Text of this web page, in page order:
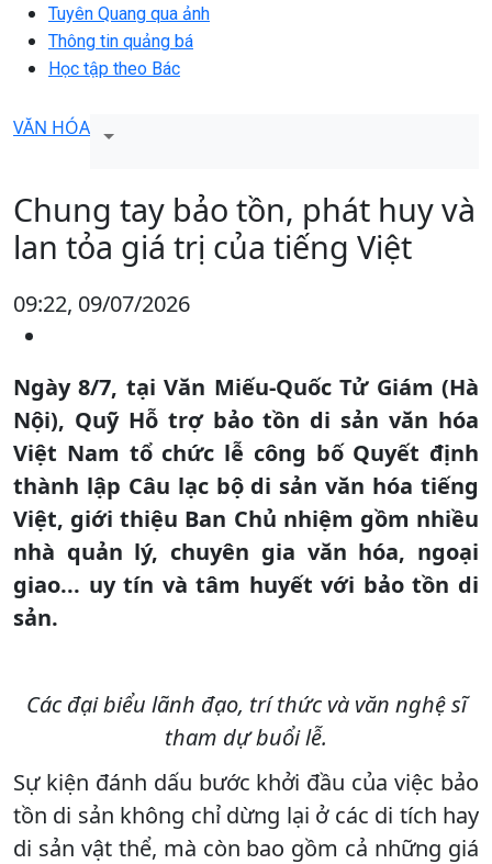
Tuyên Quang qua ảnh
Thông tin quảng bá
Học tập theo Bác
VĂN HÓA
Chung tay bảo tồn, phát huy và
lan tỏa giá trị của tiếng Việt
09:22, 09/07/2026
Ngày 8/7, tại Văn Miếu-Quốc Tử Giám (Hà
Nội), Quỹ Hỗ trợ bảo tồn di sản văn hóa
Việt Nam tổ chức lễ công bố Quyết định
thành lập Câu lạc bộ di sản văn hóa tiếng
Việt, giới thiệu Ban Chủ nhiệm gồm nhiều
nhà quản lý, chuyên gia văn hóa, ngoại
giao... uy tín và tâm huyết với bảo tồn di
sản.
Các đại biểu lãnh đạo, trí thức và văn nghệ sĩ
tham dự buổi lễ.
Sự kiện đánh dấu bước khởi đầu của việc bảo
tồn di sản không chỉ dừng lại ở các di tích hay
di sản vật thể, mà còn bao gồm cả những giá